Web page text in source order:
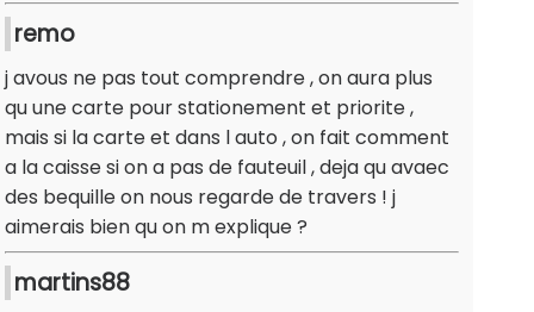
remo
j avous ne pas tout comprendre , on aura plus
qu une carte pour stationement et priorite ,
mais si la carte et dans l auto , on fait comment
a la caisse si on a pas de fauteuil , deja qu avaec
des bequille on nous regarde de travers ! j
aimerais bien qu on m explique ?
martins88